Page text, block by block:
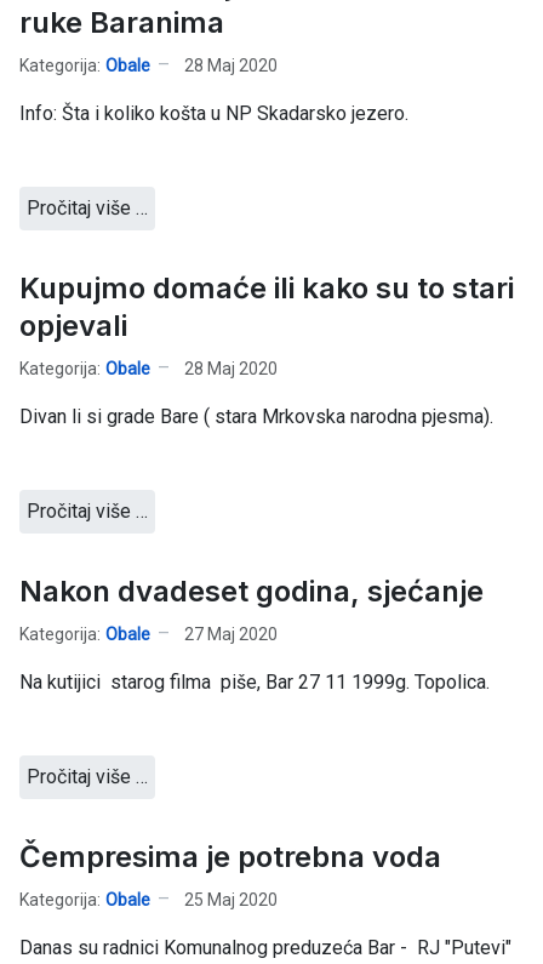
ruke Baranima
Kategorija: Obale 28 Maj 2020
Info: Šta i koliko košta u NP Skadarsko jezero.
Pročitaj više …
Kupujmo domaće ili kako su to stari
opjevali
Kategorija: Obale 28 Maj 2020
Divan li si grade Bare ( stara Mrkovska narodna pjesma).
Pročitaj više …
Nakon dvadeset godina, sjećanje
Kategorija: Obale 27 Maj 2020
Na kutijici starog filma piše, Bar 27 11 1999g. Topolica.
Pročitaj više …
Čempresima je potrebna voda
Kategorija: Obale 25 Maj 2020
Danas su radnici Komunalnog preduzeća Bar - RJ "Putevi"